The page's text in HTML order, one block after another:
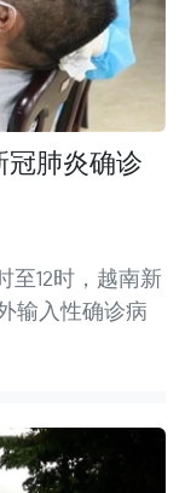
冠肺炎确诊
至12时，越南新
输入性确诊病